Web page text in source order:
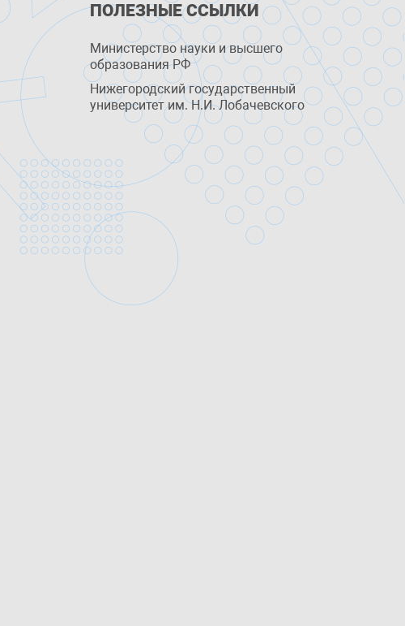
ПОЛЕЗНЫЕ ССЫЛКИ
Министерство науки и высшего
образования РФ
Нижегородский государственный
университет им. Н.И. Лобачевского